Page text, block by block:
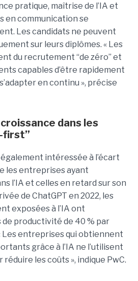
pratique, maîtrise de l’IA et
en communication se
Les candidats ne peuvent
sur leurs diplômes. « Les
du recrutement “de zéro” et
capables d’être rapidement
en continu », précise
dans les
first”
également intéressée à l’écart
les entreprises ayant
l’IA et celles en retard sur son
de ChatGPT en 2022, les
exposées à l’IA ont
productivité de 40 % par
Les entreprises qui obtiennent
grâce à l’IA ne l’utilisent
les coûts », indique PwC.